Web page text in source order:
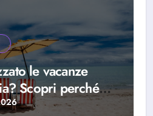
le vacanze
Scopri perché